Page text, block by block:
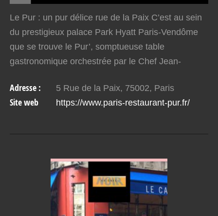
Le Pur : un pur délice rue de la Paix C’est au sein
du prestigieux palace Park Hyatt Paris-Vendôme
que se trouve le Pur’, somptueuse table
gastronomique orchestrée par le Chef Jean-
même du luxe, à la…
Adresse : 5 Rue de la Paix, 75002, Paris
Site web https://www.paris-restaurant-pur.fr/